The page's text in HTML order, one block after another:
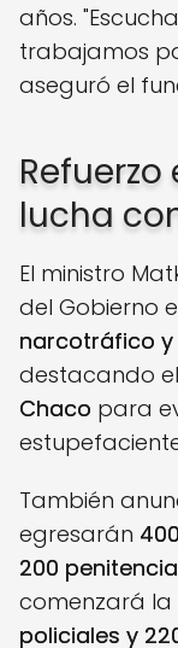
años.
trabajamos
aseguró el
lucha
El ministro
del Gobierno
narcotráfico
destacando
Chaco para
También
egresarán
200
comenzará
policiales y